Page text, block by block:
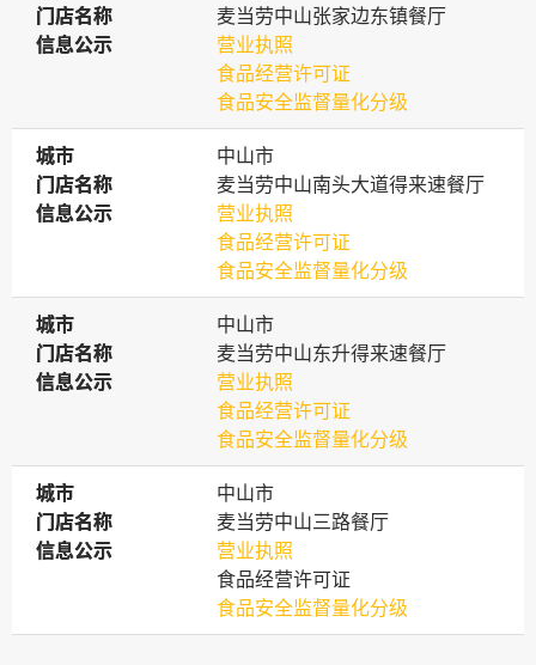
门店名称
门店名称
麦当劳中山张家边东镇餐厅
信息公示
信息公示
营业执照
食品经营许可证
食品安全监督量化分级
城市
城市
中山市
门店名称
门店名称
麦当劳中山南头大道得来速餐厅
信息公示
信息公示
营业执照
食品经营许可证
食品安全监督量化分级
城市
城市
中山市
门店名称
门店名称
麦当劳中山东升得来速餐厅
信息公示
信息公示
营业执照
食品经营许可证
食品安全监督量化分级
城市
城市
中山市
门店名称
门店名称
麦当劳中山三路餐厅
信息公示
信息公示
营业执照
食品经营许可证
食品安全监督量化分级